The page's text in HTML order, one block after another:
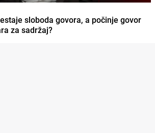
sloboda govora, a počinje govor
za sadržaj?